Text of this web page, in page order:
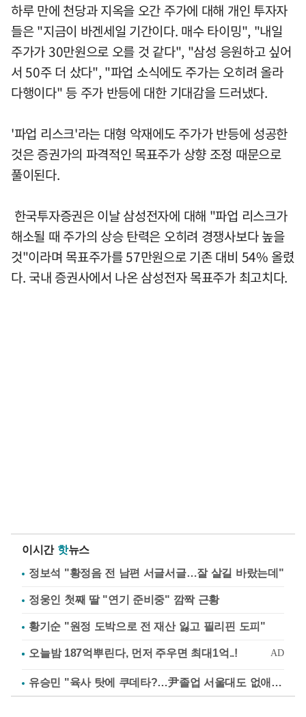
하루 만에 천당과 지옥을 오간 주가에 대해 개인 투자자
들은 "지금이 바겐세일 기간이다. 매수 타이밍", "내일
주가가 30만원으로 오를 것 같다", "삼성 응원하고 싶어
서 50주 더 샀다", "파업 소식에도 주가는 오히려 올라
다행이다" 등 주가 반등에 대한 기대감을 드러냈다.
'파업 리스크'라는 대형 악재에도 주가가 반등에 성공한
것은 증권가의 파격적인 목표주가 상향 조정 때문으로
풀이된다.
한국투자증권은 이날 삼성전자에 대해 "파업 리스크가
해소될 때 주가의 상승 탄력은 오히려 경쟁사보다 높을
것"이라며 목표주가를 57만원으로 기존 대비 54% 올렸
다. 국내 증권사에서 나온 삼성전자 목표주가 최고치다.
이시간 핫뉴스
정보석 "황정음 전 남편 서글서글…잘 살길 바랐는데"
정웅인 첫째 딸 "연기 준비중" 깜짝 근황
황기순 "원정 도박으로 전 재산 잃고 필리핀 도피"
유승민 "육사 탓에 쿠데타?…尹졸업 서울대도 없애나"